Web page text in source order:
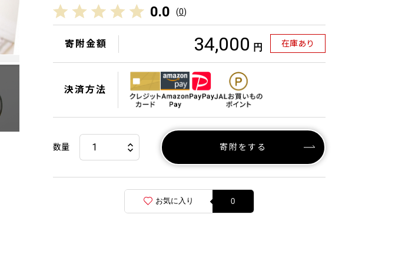
0.0 (0)
寄附金額 34,000 円 在庫あり
決済方法
数量 寄附をする
お気に入り 0